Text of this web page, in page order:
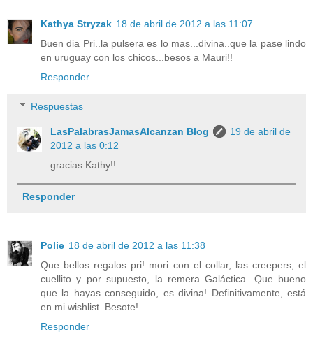
Kathya Stryzak 18 de abril de 2012 a las 11:07
Buen dia Pri..la pulsera es lo mas...divina..que la pase lindo
en uruguay con los chicos...besos a Mauri!!
Responder
Respuestas
LasPalabrasJamasAlcanzan Blog
19 de abril de
2012 a las 0:12
gracias Kathy!!
Responder
Polie 18 de abril de 2012 a las 11:38
Que bellos regalos pri! mori con el collar, las creepers, el
cuellito y por supuesto, la remera Galáctica. Que bueno
que la hayas conseguido, es divina! Definitivamente, está
en mi wishlist. Besote!
Responder